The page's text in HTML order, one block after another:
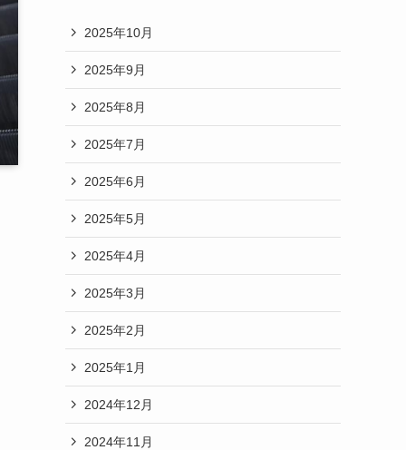
2025年10月
2025年9月
2025年8月
2025年7月
2025年6月
2025年5月
2025年4月
2025年3月
2025年2月
2025年1月
2024年12月
2024年11月